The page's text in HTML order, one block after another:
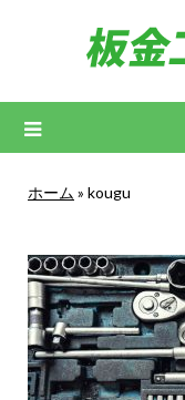
ホーム » kougu